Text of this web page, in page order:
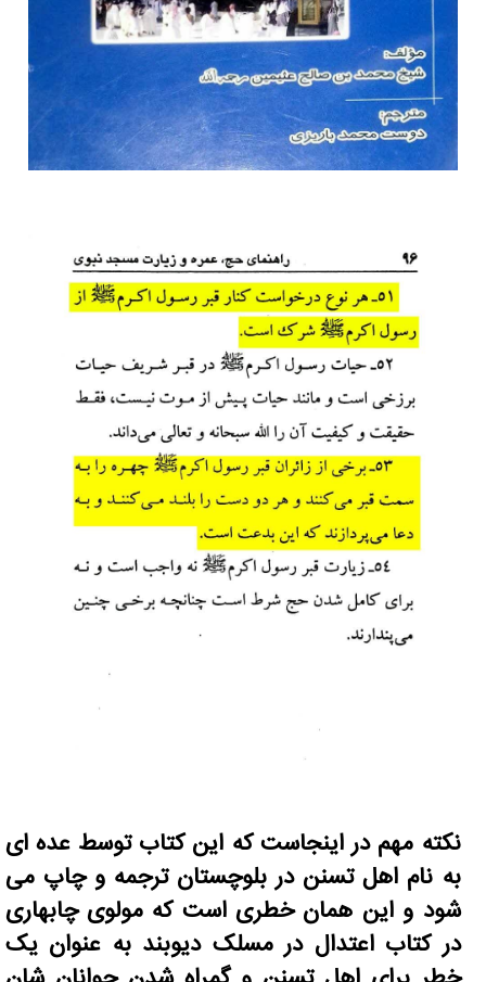
نکته مهم در اینجاست که این کتاب توسط عده ای
به نام اهل تسنن در بلوچستان ترجمه و چاپ می
شود و این همان خطری است که مولوی چابهاری
در کتاب اعتدال در مسلک دیوبند به عنوان یک